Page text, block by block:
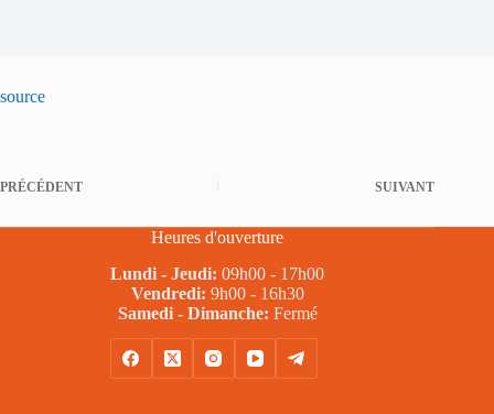
source
PRÉCÉDENT SUIVANT
Heures d'ouverture
Lundi - Jeudi: 09h00 - 17h00
Vendredi: 9h00 - 16h30
Samedi - Dimanche: Fermé